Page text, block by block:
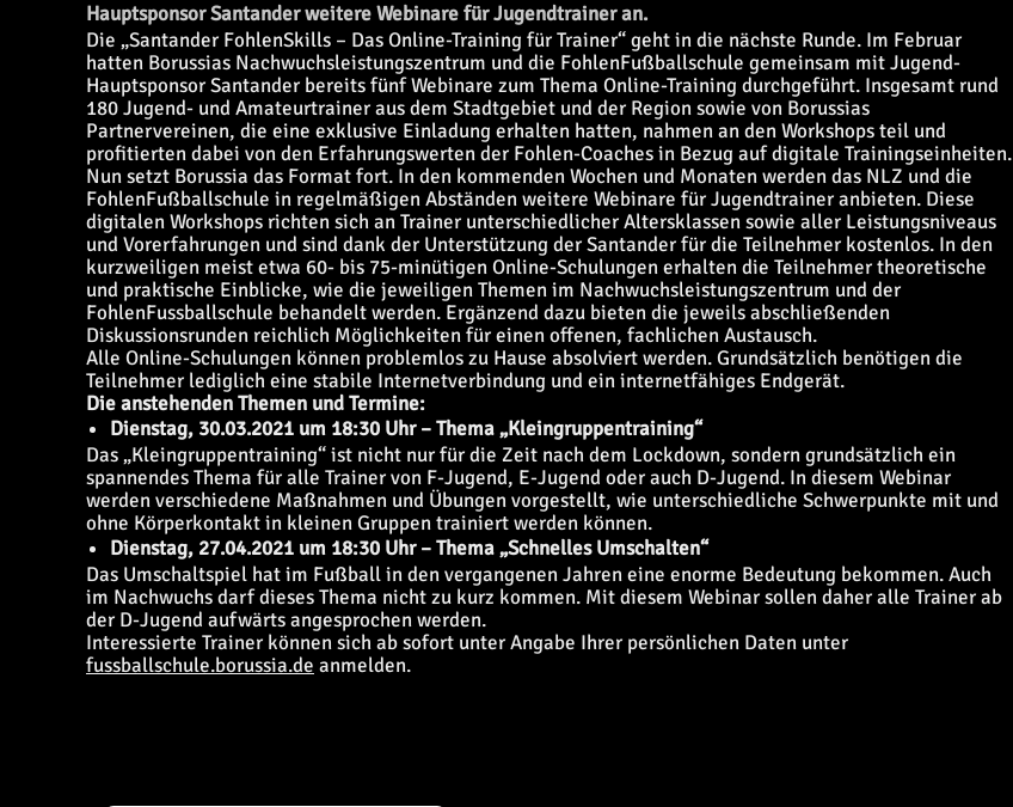
Hauptsponsor Santander weitere Webinare für Jugendtrainer an.
Die „Santander FohlenSkills – Das Online-Training für Trainer“ geht in die nächste Runde. Im Februar
hatten Borussias Nachwuchsleistungszentrum und die FohlenFußballschule gemeinsam mit Jugend-
Hauptsponsor Santander bereits fünf Webinare zum Thema Online-Training durchgeführt. Insgesamt rund
180 Jugend- und Amateurtrainer aus dem Stadtgebiet und der Region sowie von Borussias
Partnervereinen, die eine exklusive Einladung erhalten hatten, nahmen an den Workshops teil und
profitierten dabei von den Erfahrungswerten der Fohlen-Coaches in Bezug auf digitale Trainingseinheiten.
Nun setzt Borussia das Format fort. In den kommenden Wochen und Monaten werden das NLZ und die
FohlenFußballschule in regelmäßigen Abständen weitere Webinare für Jugendtrainer anbieten. Diese
digitalen Workshops richten sich an Trainer unterschiedlicher Altersklassen sowie aller Leistungsniveaus
und Vorerfahrungen und sind dank der Unterstützung der Santander für die Teilnehmer kostenlos. In den
kurzweiligen meist etwa 60- bis 75-minütigen Online-Schulungen erhalten die Teilnehmer theoretische
und praktische Einblicke, wie die jeweiligen Themen im Nachwuchsleistungszentrum und der
FohlenFussballschule behandelt werden. Ergänzend dazu bieten die jeweils abschließenden
Diskussionsrunden reichlich Möglichkeiten für einen offenen, fachlichen Austausch.
Alle Online-Schulungen können problemlos zu Hause absolviert werden. Grundsätzlich benötigen die
Teilnehmer lediglich eine stabile Internetverbindung und ein internetfähiges Endgerät.
Die anstehenden Themen und Termine:
Dienstag, 30.03.2021 um 18:30 Uhr – Thema „Kleingruppentraining“
Das „Kleingruppentraining“ ist nicht nur für die Zeit nach dem Lockdown, sondern grundsätzlich ein
spannendes Thema für alle Trainer von F-Jugend, E-Jugend oder auch D-Jugend. In diesem Webinar
werden verschiedene Maßnahmen und Übungen vorgestellt, wie unterschiedliche Schwerpunkte mit und
ohne Körperkontakt in kleinen Gruppen trainiert werden können.
Dienstag, 27.04.2021 um 18:30 Uhr – Thema „Schnelles Umschalten“
Das Umschaltspiel hat im Fußball in den vergangenen Jahren eine enorme Bedeutung bekommen. Auch
im Nachwuchs darf dieses Thema nicht zu kurz kommen. Mit diesem Webinar sollen daher alle Trainer ab
der D-Jugend aufwärts angesprochen werden.
Interessierte Trainer können sich ab sofort unter Angabe Ihrer persönlichen Daten unter
fussballschule.borussia.de anmelden.